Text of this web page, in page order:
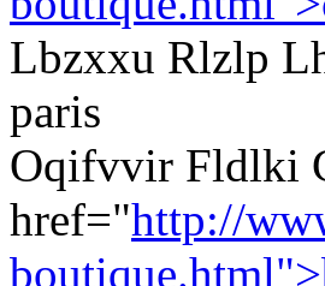
Lbzxxu Rlzlp
paris
Oqifvvir Fldlki
href="http://